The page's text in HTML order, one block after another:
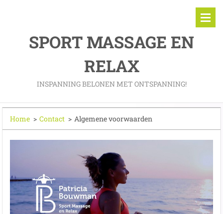
SPORT MASSAGE EN
RELAX
INSPANNING BELONEN MET ONTSPANNING!
Home > Contact > Algemene voorwaarden